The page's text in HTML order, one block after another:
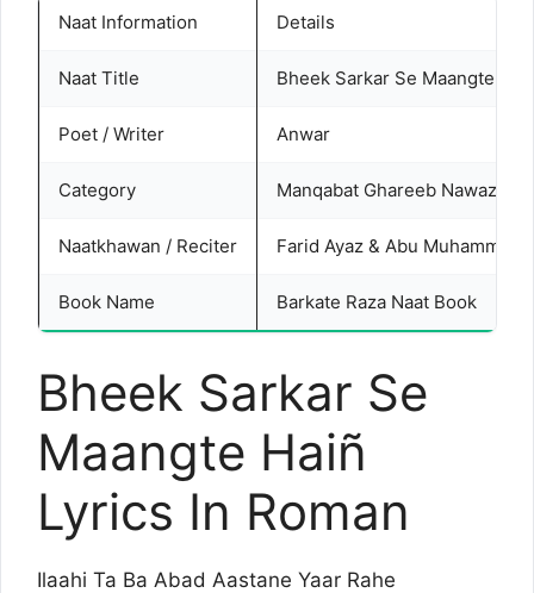
Naat Information Details
Naat Title Bheek Sarkar Se Maangte
Poet / Writer Anwar
Category Manqabat Ghareeb Nawaz
Naatkhawan / Reciter Farid Ayaz & Abu Muhammad
Book Name Barkate Raza Naat Book
Bheek Sarkar Se
Maangte Haiñ
Lyrics In Roman
Ilaahi Ta Ba Abad Aastane Yaar Rahe